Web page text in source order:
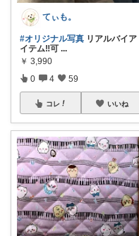
てぃも。
#オリジナル写真 リアルバイア
イテム‼️可 ...
￥ 3,990
0 4 59
コレ いいね